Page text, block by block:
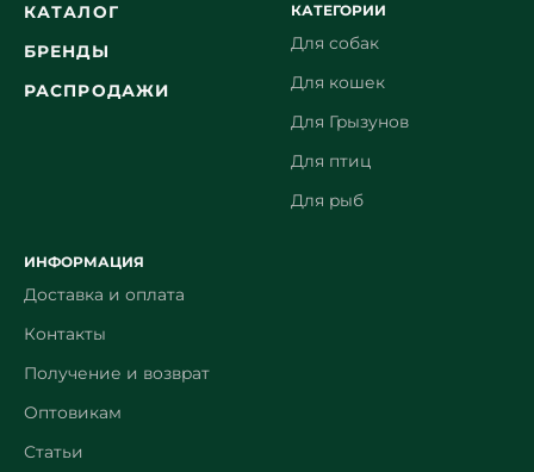
КАТАЛОГ
БРЕНДЫ
РАСПРОДАЖИ
КАТЕГОРИИ
Для собак
Для кошек
Для Грызунов
Для птиц
Для рыб
ИНФОРМАЦИЯ
Доставка и оплата
Контакты
Получение и возврат
Оптовикам
Статьи